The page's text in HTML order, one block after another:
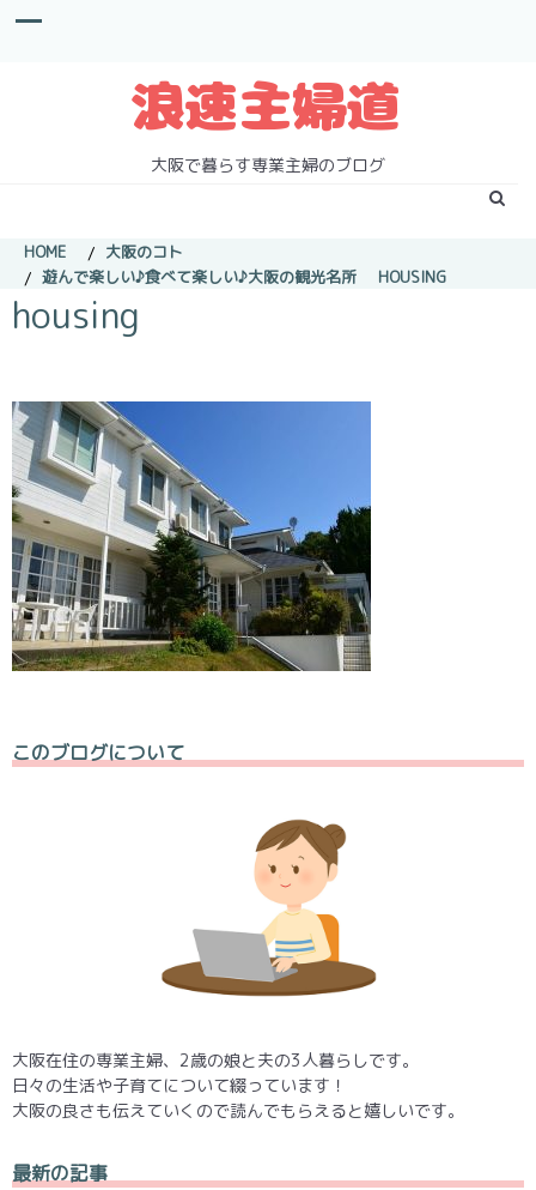
大阪で暮らす専業主婦のブログ
HOME
大阪のコト
遊んで楽しい♪食べて楽しい♪大阪の観光名所
HOUSING
housing
このブログについて
大阪在住の専業主婦、2歳の娘と夫の3人暮らしです。
日々の生活や子育てについて綴っています！
大阪の良さも伝えていくので読んでもらえると嬉しいです。
最新の記事